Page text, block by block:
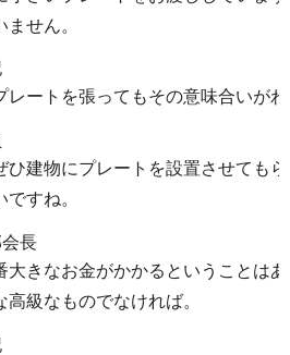
せん。
レートを張ってもその意味合いが
ひ建物にプレートを設置させても
ですね。
長
大きなお金がかかるということは
高級なものでなければ。